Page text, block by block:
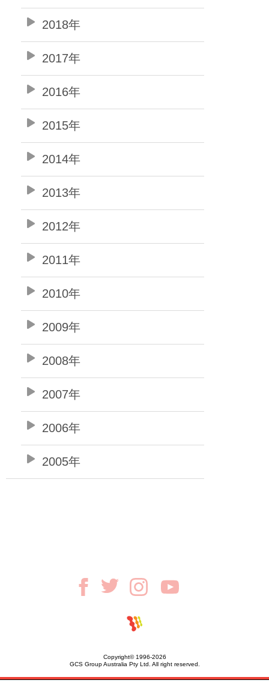
2018年
2017年
2016年
2015年
2014年
2013年
2012年
2011年
2010年
2009年
2008年
2007年
2006年
2005年
Copyright© 1996-2026
GCS Group Australia Pty Ltd. All right reserved.